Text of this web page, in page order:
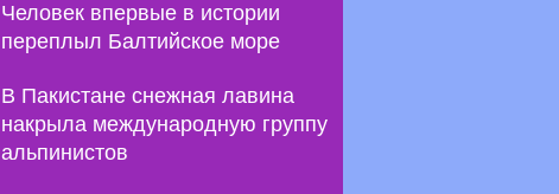
Человек впервые в истории
переплыл Балтийское море
В Пакистане снежная лавина
накрыла международную группу
альпинистов